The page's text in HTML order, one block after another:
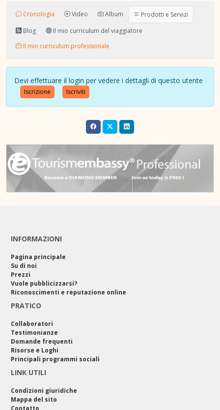
Cronologia Video Album
Prodotti e Servizi
Blog
Il mio curriculum del viaggiatore
Il mio curriculum professionale
Devi effettuare il login per vedere i dettagli di questo utente
Iscrizione Iscriviti
INFORMAZIONI
Pagina principale
Su di noi
Prezzi
Vuole pubblicizzarsi?
Riconoscimenti e reputazione online
PRATICO
Collaboratori
Testimonianze
Domande frequenti
Risorse e Loghi
Principali programmi sociali
LINK UTILI
Condizioni giuridiche
Mappa del sito
Contatto